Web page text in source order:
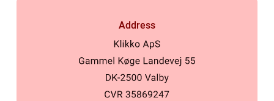
Address